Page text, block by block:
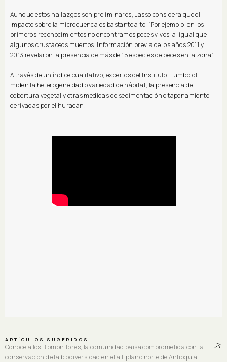
Aunque estos hallazgos son preliminares, Lasso considera que el
impacto sobre la microcuenca es bastante alto. “Por ejemplo, en los
primeros reconocimientos no encontramos peces vivos, al igual que
algunos crustáceos muertos. Información previa de los años 2011 y
2013 revelaron la presencia de más de 15 especies de peces en la zona”.
A través de un índice cualitativo, expertos del Instituto Humboldt
miden la heterogeneidad o variedad de hábitat, la presencia de
cobertura vegetal y otras medidas de sedimentación o taponamiento
derivadas por el huracán.
ARTÍCULOS SUGERIDOS
Conoce a los Biomonitores, la comunidad paisa comprometida con la
conservación de la biodiversidad en el altiplano norte de Antioquia